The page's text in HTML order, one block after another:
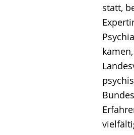
statt,